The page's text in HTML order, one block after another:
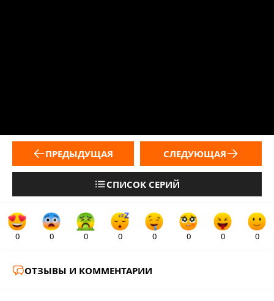
ПРЕДЫДУЩАЯ
СПИСОК СЕРИЙ
СЛЕДУЮЩАЯ
0 0 0 0 0 0 0 0
ОТЗЫВЫ И КОММЕНТАРИИ